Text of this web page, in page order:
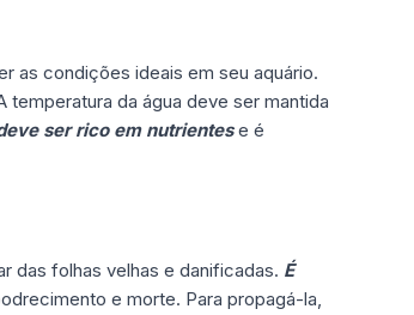
as condições ideais em seu aquário.
temperatura da água deve ser mantida
ser rico em nutrientese é
das folhas velhas e danificadas. É
e morte. Para propagá-la,